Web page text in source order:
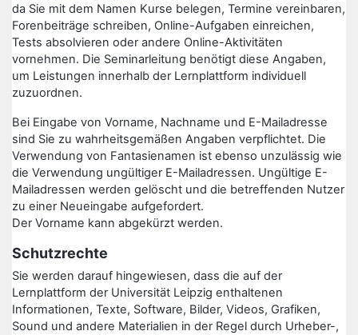
da Sie mit dem Namen Kurse belegen, Termine vereinbaren,
Forenbeiträge schreiben, Online-Aufgaben einreichen,
Tests absolvieren oder andere Online-Aktivitäten
vornehmen. Die Seminarleitung benötigt diese Angaben,
um Leistungen innerhalb der Lernplattform individuell
zuzuordnen.
Bei Eingabe von Vorname, Nachname und E-Mailadresse
sind Sie zu wahrheitsgemäßen Angaben verpflichtet. Die
Verwendung von Fantasienamen ist ebenso unzulässig wie
die Verwendung ungültiger E-Mailadressen. Ungültige E-
Mailadressen werden gelöscht und die betreffenden Nutzer
zu einer Neueingabe aufgefordert.
Der Vorname kann abgekürzt werden.
Schutzrechte
Sie werden darauf hingewiesen, dass die auf der
Lernplattform der Universität Leipzig enthaltenen
Informationen, Texte, Software, Bilder, Videos, Grafiken,
Sound und andere Materialien in der Regel durch Urheber-,